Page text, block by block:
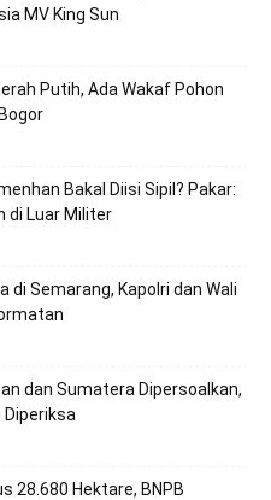
MV King Sun
Putih, Ada Wakaf Pohon
Bakal Diisi Sipil? Pakar:
di Luar Militer
di Semarang, Kapolri dan Wali
dan Sumatera Dipersoalkan,
Diperiksa
28.680 Hektare, BNPB